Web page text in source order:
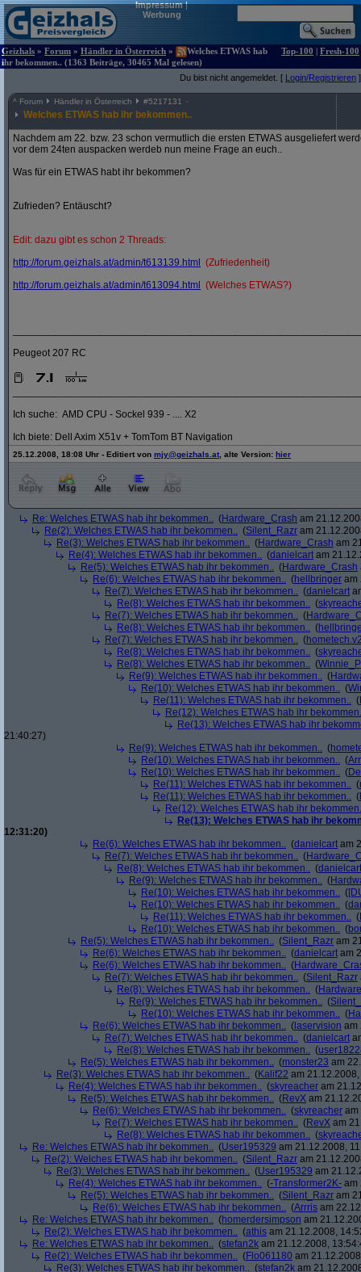
Impressum|
Werbung
Geizhals » Forum » Händler in Österreich »
Welches ETWAS hab
ihr bekommen.. (1363 Beiträge, 30465 Mal gelesen)
Top-100 | Fresh-100
Du bist nicht angemeldet. [ Login/Registrieren ]
^ Forum Händler in Österreich #5217131
Welches ETWAS hab ihr bekommen..
Nachdem am 22. bzw. 23 schon vermutlich die ersten ETWAS ausgeliefert
vor dem 24ten auspacken werdeb nun meine Frage an euch..
Was für ein ETWAS habt ihr bekommen?
Zufrieden? Entäuscht?
Edit: dazu gibt es schon 2 Threads:
http://forum.geizhals.at/admin/t613139.html
(Zufriedenheit)
http://forum.geizhals.at/admin/t613094.html (Welches ETWAS?)
Peugeot 207 RC
Ich suche: AMD CPU - Sockel 939 - .... X2
Ich biete: Dell Axim X51v + TomTom BT Navigation
25.12.2008, 18:08 Uhr - Editiert von mjy@geizhals.at , alte Version: hier
Re: Welches ETWAS hab ihr bekommen.. (Hardware_Crash am
Re(2): Welches ETWAS hab ihr bekommen.. (Silent_Razr am
Re(3): Welches ETWAS hab ihr bekommen.. (Hardware_Crash am
Re(4): Welches ETWAS hab ihr bekommen.. (danielcart am
Re(5): Welches ETWAS hab ihr bekommen.. (Hardware_Crash
Re(6): Welches ETWAS hab ihr bekommen.. (hellbringer am
Re(7): Welches ETWAS hab ihr bekommen.. (danielcart
Re(8): Welches ETWAS hab ihr bekommen.. (
Re(7): Welches ETWAS hab ihr bekommen.. (
Re(8): Welches ETWAS hab ihr bekommen.. (
Re(7): Welches ETWAS hab ihr bekommen.. (
Re(8): Welches ETWAS hab ihr bekommen.. (
Re(8): Welches ETWAS hab ihr bekommen.. (
Re(9): Welches ETWAS hab ihr bekommen.. (
Re(10): Welches ETWAS hab ihr bekommen.. (
Re(11): Welches ETWAS hab ihr bekommen.. (
Re(12): Welches ETWAS hab ihr
Re(13): Welches ETWAS hab ihr
21:40:27)
Re(9): Welches ETWAS hab ihr bekommen.. (
Re(10): Welches ETWAS hab ihr bekommen.. (
Re(10): Welches ETWAS hab ihr bekommen.. (
Re(11): Welches ETWAS hab ihr bekommen.. (
Re(11): Welches ETWAS hab ihr bekommen.. (
Re(12): Welches ETWAS hab ihr
Re(13): Welches ETWAS hab ihr
12:31:20)
Re(6): Welches ETWAS hab ihr bekommen.. (danielcart am
Re(7): Welches ETWAS hab ihr bekommen.. (
Re(8): Welches ETWAS hab ihr bekommen.. (danielcart
Re(9): Welches ETWAS hab ihr bekommen.. (
Re(10): Welches ETWAS hab ihr bekommen.. (
Re(10): Welches ETWAS hab ihr bekommen.. (
Re(11): Welches ETWAS hab ihr bekommen.. (
Re(10): Welches ETWAS hab ihr bekommen.. (
Re(5): Welches ETWAS hab ihr bekommen.. (Silent_Razr am
Re(6): Welches ETWAS hab ihr bekommen.. (danielcart am
Re(6): Welches ETWAS hab ihr bekommen.. (
Re(7): Welches ETWAS hab ihr bekommen.. (Silent_Razr
Re(8): Welches ETWAS hab ihr bekommen.. (
Re(9): Welches ETWAS hab ihr bekommen.. (
Re(10): Welches ETWAS hab ihr bekommen.. (
Re(6): Welches ETWAS hab ihr bekommen.. ( laservision am
Re(7): Welches ETWAS hab ihr bekommen.. (danielcart
Re(8): Welches ETWAS hab ihr bekommen.. (
Re(5): Welches ETWAS hab ihr bekommen.. (monster23 am
Re(3): Welches ETWAS hab ihr bekommen.. (Kalif22 am
Re(4): Welches ETWAS hab ihr bekommen.. (skyreacher am
Re(5): Welches ETWAS hab ihr bekommen.. (RevX am
Re(6): Welches ETWAS hab ihr bekommen.. (skyreacher am
Re(7): Welches ETWAS hab ihr bekommen.. (RevX am
Re(8): Welches ETWAS hab ihr bekommen.. (
Re: Welches ETWAS hab ihr bekommen.. (User195329 am 21.12.2008,
Re(2): Welches ETWAS hab ihr bekommen.. (Silent_Razr am
Re(3): Welches ETWAS hab ihr bekommen.. (User195329 am
Re(4): Welches ETWAS hab ihr bekommen.. (-Transformer2K- am
Re(5): Welches ETWAS hab ihr bekommen.. (Silent_Razr am
Re(6): Welches ETWAS hab ihr bekommen.. (Arrris am
Re: Welches ETWAS hab ihr bekommen.. (homerdersimpson am
Re(2): Welches ETWAS hab ihr bekommen.. (athis am 21.12.2008,
Re: Welches ETWAS hab ihr bekommen.. (stefan2k am 21.12.2008,
Re(2): Welches ETWAS hab ihr bekommen.. (Flo061180 am
Re(3): Welches ETWAS hab ihr bekommen.. (stefan2k am